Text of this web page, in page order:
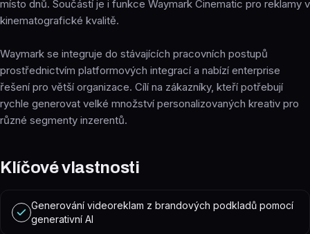
místo dnů. Součástí je i funkce Waymark Cinematic pro reklamy v
kinematografické kvalitě.
Waymark se integruje do stávajících pracovních postupů
prostřednictvím platformových integrací a nabízí enterprise
řešení pro větší organizace. Cílí na zákazníky, kteří potřebují
rychle generovat velké množství personalizovaných kreativ pro
různé segmenty inzerentů.
Klíčové vlastnosti
Generování videoreklam z brandových podkladů pomocí
generativní AI